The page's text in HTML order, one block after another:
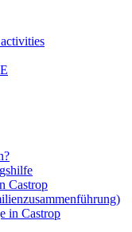
Castrop
in Castrop